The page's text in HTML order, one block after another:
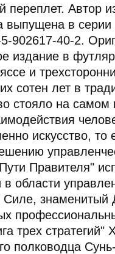
переплет. Автор
выпущена в
902617-40-2.
издание в
и
сотен лет в
стояло на
искусство, то
Правителя"
области
Силе, знаменитый
трех стратегий"
полководца